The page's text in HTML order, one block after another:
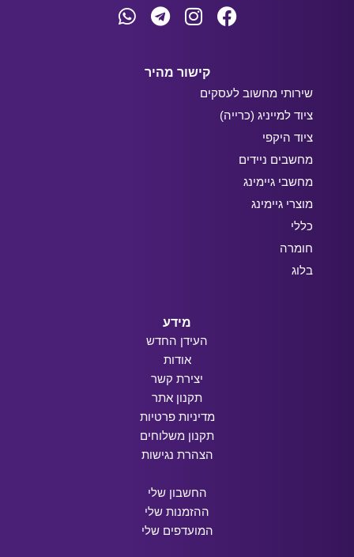
קישור מהיר
שירותי מחשוב לעסקים
ציוד למייניג (כרייה)
ציוד היקפי
מחשבים ניידים
מחשבי גיימינג
מוצרי גיימינג
כללי
חומרה
בלוג
מידע
העידן החדש
אודות
יצירת קשר
תקנון אתר
מדיניות פרטיות
תקנון משלוחים
הצהרת נגישות
החשבון שלי
ההזמנות שלי
המועדפים שלי